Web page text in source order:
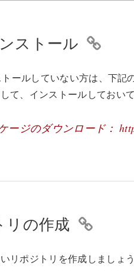
ストール
ールしていない方は、下
て、インストールしておいて
ージのダウンロード：
リの作成
リポジトリを作成しましょ